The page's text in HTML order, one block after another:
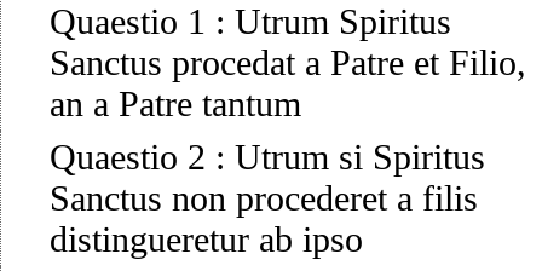
Quaestio 1 : Utrum Spiritus
Sanctus procedat a Patre et Filio,
an a Patre tantum
Quaestio 2 : Utrum si Spiritus
Sanctus non procederet a filis
distingueretur ab ipso